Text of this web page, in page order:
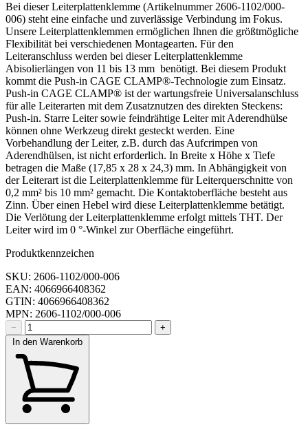
Bei dieser Leiterplattenklemme (Artikelnummer 2606-1102/000-
006) steht eine einfache und zuverlässige Verbindung im Fokus.
Unsere Leiterplattenklemmen ermöglichen Ihnen die größtmögliche
Flexibilität bei verschiedenen Montagearten. Für den
Leiteranschluss werden bei dieser Leiterplattenklemme
Abisolierlängen von 11 bis 13 mm benötigt. Bei diesem Produkt
kommt die Push-in CAGE CLAMP®-Technologie zum Einsatz.
Push-in CAGE CLAMP® ist der wartungsfreie Universalanschluss
für alle Leiterarten mit dem Zusatznutzen des direkten Steckens:
Push-in. Starre Leiter sowie feindrähtige Leiter mit Aderendhülse
können ohne Werkzeug direkt gesteckt werden. Eine
Vorbehandlung der Leiter, z.B. durch das Aufcrimpen von
Aderendhülsen, ist nicht erforderlich. In Breite x Höhe x Tiefe
betragen die Maße (17,85 x 28 x 24,3) mm. In Abhängigkeit von
der Leiterart ist die Leiterplattenklemme für Leiterquerschnitte von
0,2 mm² bis 10 mm² gemacht. Die Kontaktoberfläche besteht aus
Zinn. Über einen Hebel wird diese Leiterplattenklemme betätigt.
Die Verlötung der Leiterplattenklemme erfolgt mittels THT. Der
Leiter wird im 0 °-Winkel zur Oberfläche eingeführt.
Produktkennzeichen
SKU: 2606-1102/000-006
EAN: 4066966408362
GTIN: 4066966408362
MPN: 2606-1102/000-006
−
+
In den Warenkorb